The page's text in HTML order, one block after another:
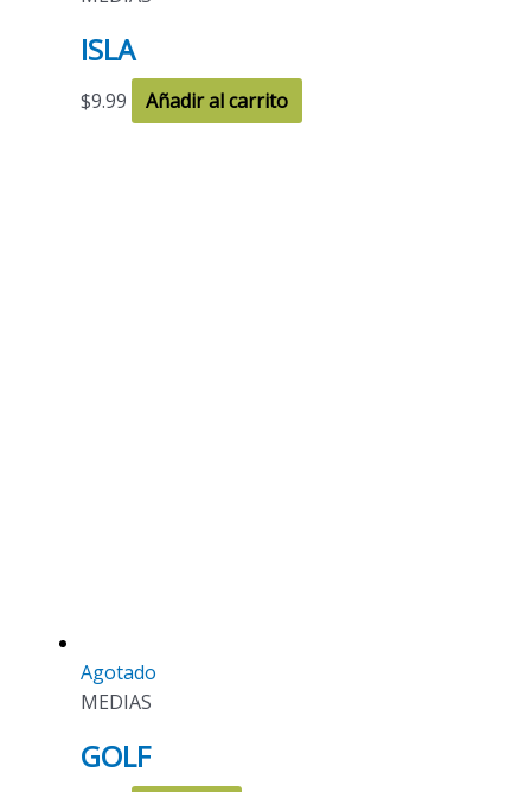
ISLA
$9.99 Añadir al carrito
Agotado
MEDIAS
GOLF